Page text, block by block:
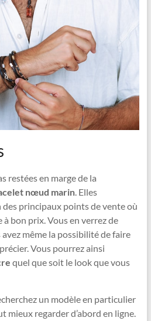
restées en marge de la
nœud marin. Elles
des principaux points de vente où
bon prix. Vous en verrez de
même la possibilité de faire
Vous pourrez ainsi
quel que soit le look que vous
un modèle en particulier
mieux regarder d’abord en ligne.